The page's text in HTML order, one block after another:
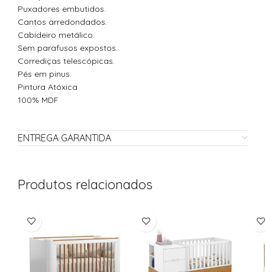
Puxadores embutidos.
Cantos arredondados.
Cabideiro metálico.
Sem parafusos expostos.
Corrediças telescópicas.
Pés em pinus.
Pintura Atóxica
100% MDF
ENTREGA GARANTIDA
Produtos relacionados